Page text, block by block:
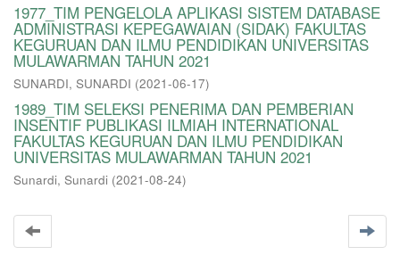
1977_TIM PENGELOLA APLIKASI SISTEM DATABASE
ADMINISTRASI KEPEGAWAIAN (SIDAK) FAKULTAS
KEGURUAN DAN ILMU PENDIDIKAN UNIVERSITAS
MULAWARMAN TAHUN 2021
SUNARDI, SUNARDI (2021-06-17)
1989_TIM SELEKSI PENERIMA DAN PEMBERIAN
INSENTIF PUBLIKASI ILMIAH INTERNATIONAL
FAKULTAS KEGURUAN DAN ILMU PENDIDIKAN
UNIVERSITAS MULAWARMAN TAHUN 2021
Sunardi, Sunardi (2021-08-24)